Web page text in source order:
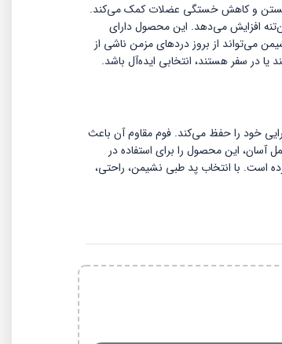
و کاهش خستگی عضلات کمک می‌کند.
افزایش می‌دهد. این محصول دارای
می‌تواند از بروز دردهای مزمن ناشی از
در سفر هستند، انتخابی ایده‌آل باشد.
خود را حفظ می‌کند. فوم مقاوم آن باعث
این محصول را برای استفاده در
است. با انتخاب پد طبی نشیمن، راحتی،